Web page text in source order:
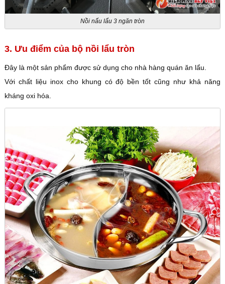
Nồi nấu lẩu 3 ngăn tròn
3. Ưu điểm của bộ nồi lẩu tròn
Đây là một sản phẩm được sử dụng cho nhà hàng quán ăn lẩu.
Với chất liệu inox cho khung có độ bền tốt cũng như khả năng
kháng oxi hóa.